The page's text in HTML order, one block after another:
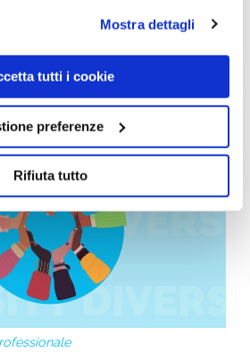
Mostra dettagli
tutti i cookie
preferenze
Rifiuta tutto